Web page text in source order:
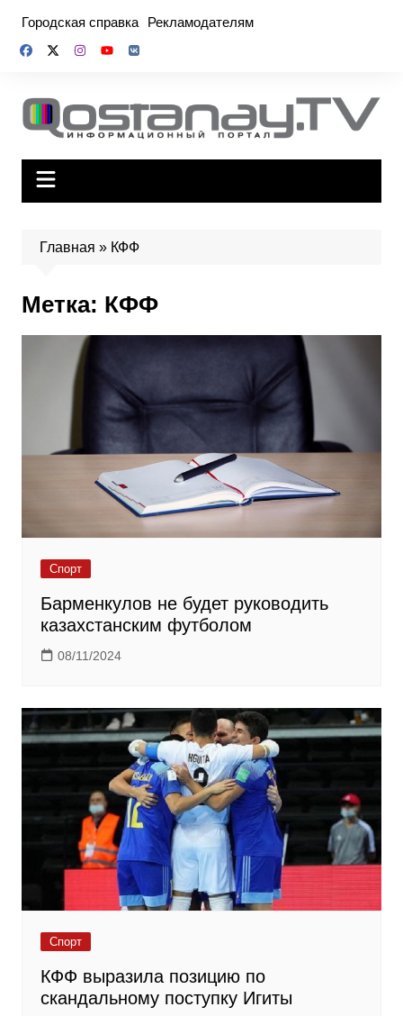
содержимому
Городская справка Рекламодателям
Главная » КФФ
Метка: КФФ
Спорт
Барменкулов не будет руководить
казахстанским футболом
08/11/2024
Спорт
КФФ выразила позицию по
скандальному поступку Игиты